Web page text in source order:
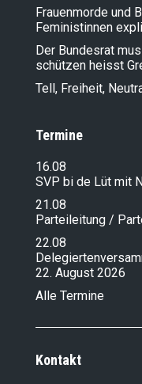
Frauenmorde und
Feministinnen
Der Bundesrat
schützen heisst
Tell, Freiheit,
Termine
16.08
SVP bi de Lüt mit
21.08
Parteileitung /
22.08
22. August 2026
Alle Termine
Kontakt